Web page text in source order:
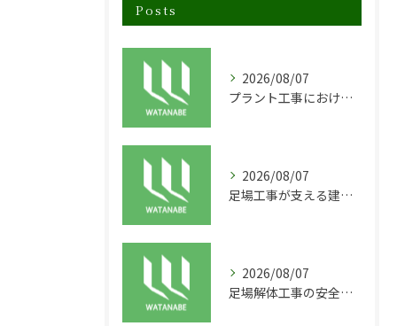
Posts
2026/08/07
プラント工事における足場工事の安全対策と施工の重要性
2026/08/07
足場工事が支える建物の長寿命化と外装塗装の重要性
2026/08/07
足場解体工事の安全性と効率化のポイント